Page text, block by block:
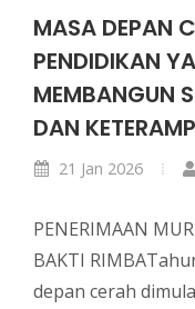
MASA DEPAN
PENDIDIKAN
MEMBANGUN
DAN
21 Jan 2026
PENERIMAAN
BAKTI
depan cerah